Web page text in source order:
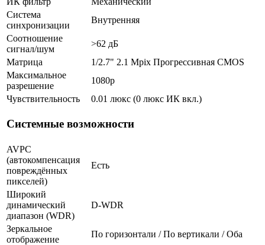
Система
синхронизации
Внутренняя
Соотношение
сигнал/шум
>62 дБ
Матрица
1/2.7" 2.1 Mpix Прогрессивная CMOS
Максимальное
разрешение
1080p
Чувствительность
0.01 люкс (0 люкс ИК вкл.)
Системные возможности
AVPC
(автокомпенсация
повреждённых
пикселей)
Есть
Широкий
динамический
диапазон (WDR)
D-WDR
Зеркальное
отображение
По горизонтали / По вертикали / Оба